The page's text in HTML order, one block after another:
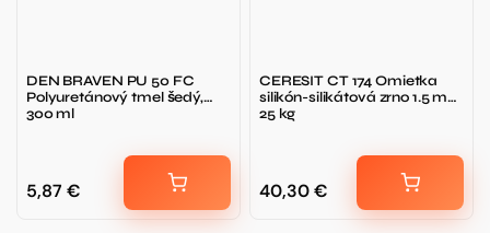
DEN BRAVEN PU 50 FC
Polyuretánový tmel šedý,
300 ml
5,87 €
CERESIT CT 174 Omietka
silikón-silikátová zrno 1.5 mm
25 kg
40,30€